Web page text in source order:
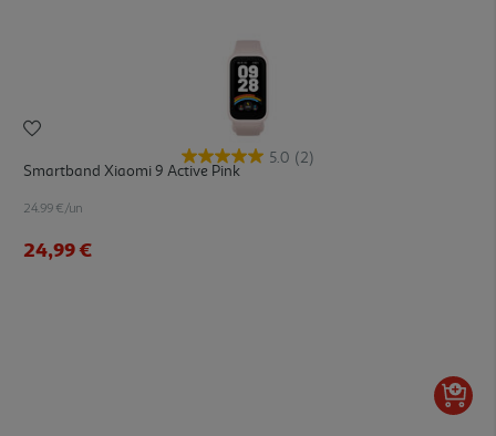
5.0 (2)
Smartband Xiaomi 9 Active Pink
24.99 €/un
24,99 €